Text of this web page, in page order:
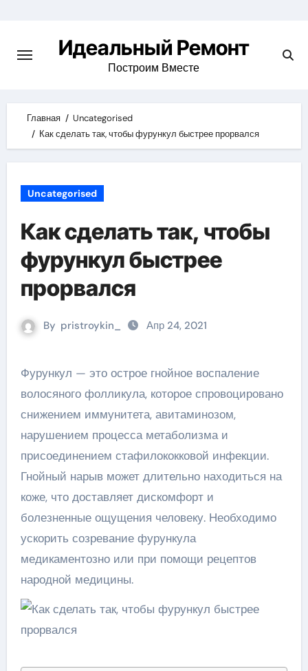
content
Идеальный Ремонт
Построим Вместе
Главная
Uncategorised
Как сделать так, чтобы фурункул быстрее прорвался
Uncategorised
Как сделать так, чтобы
фурункул быстрее
прорвался
By pristroykin_ Апр 24, 2021
Фурункул — это острое гнойное воспаление
волосяного фолликула, которое спровоцировано
снижением иммунитета, авитаминозом,
нарушением процесса метаболизма и
присоединением стафилококковой инфекции.
Гнойный нарыв может длительно находиться на
коже, что доставляет дискомфорт и
болезненные ощущения человеку. Необходимо
ускорить созревание фурункула
медикаментозно или при помощи рецептов
народной медицины.